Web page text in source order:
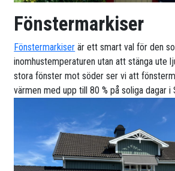
Fönstermarkiser
Fönstermarkiser är ett smart val för den
inomhustemperaturen utan att stänga ute
stora fönster mot söder ser vi att
värmen med upp till 80 % på soliga dagar i